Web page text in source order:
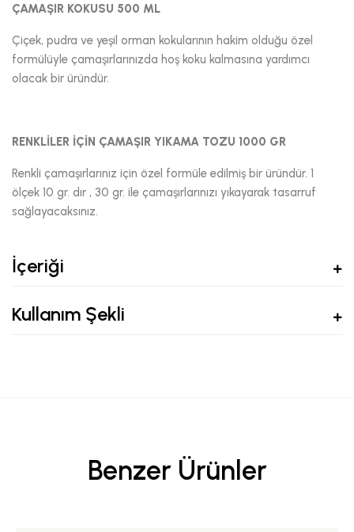
ÇAMAŞIR KOKUSU 500 ML
Çiçek, pudra ve yeşil orman kokularının hakim olduğu özel
formülüyle çamaşırlarınızda hoş koku kalmasına yardımcı
olacak bir üründür.
RENKLİLER İÇİN ÇAMAŞIR YIKAMA TOZU 1000 GR
Renkli çamaşırlarınız için özel formüle edilmiş bir üründür. 1
ölçek 10 gr. dır , 30 gr. ile çamaşırlarınızı yıkayarak tasarruf
sağlayacaksınız.
İçeriği
Kullanım Şekli
Benzer Ürünler